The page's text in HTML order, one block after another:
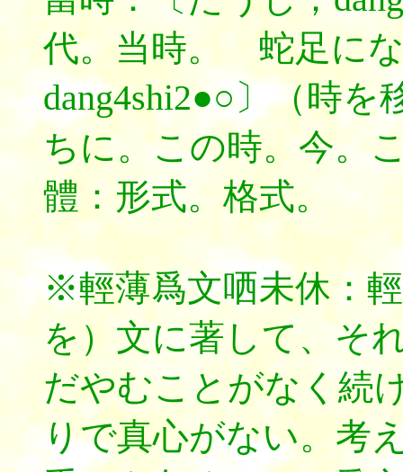
代。当時。 蛇足に
dang4shi2●○〕（時
ちに。この時。今。
體：形式。格式。
※輕薄爲文哂未休：
を）文に著して、そ
だやむことがなく続
りで真心がない。考